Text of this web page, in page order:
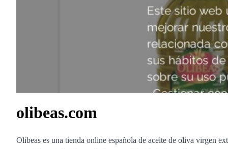
olibeas.com
Olibeas es una tienda online española de aceite de oliva virgen